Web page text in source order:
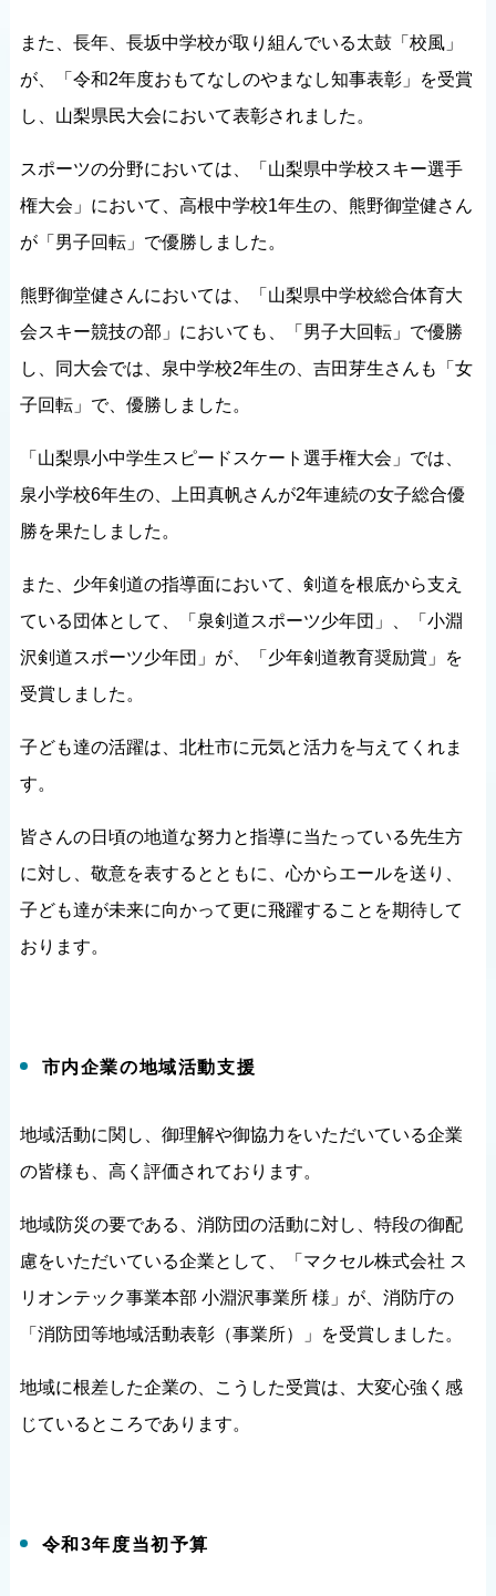
また、長年、長坂中学校が取り組んでいる太鼓「校風」
が、「令和2年度おもてなしのやまなし知事表彰」を受賞
し、山梨県民大会において表彰されました。
スポーツの分野においては、「山梨県中学校スキー選手
権大会」において、高根中学校1年生の、熊野御堂健さん
が「男子回転」で優勝しました。
熊野御堂健さんにおいては、「山梨県中学校総合体育大
会スキー競技の部」においても、「男子大回転」で優勝
し、同大会では、泉中学校2年生の、吉田芽生さんも「女
子回転」で、優勝しました。
「山梨県小中学生スピードスケート選手権大会」では、
泉小学校6年生の、上田真帆さんが2年連続の女子総合優
勝を果たしました。
また、少年剣道の指導面において、剣道を根底から支え
ている団体として、「泉剣道スポーツ少年団」、「小淵
沢剣道スポーツ少年団」が、「少年剣道教育奨励賞」を
受賞しました。
子ども達の活躍は、北杜市に元気と活力を与えてくれま
す。
皆さんの日頃の地道な努力と指導に当たっている先生方
に対し、敬意を表するとともに、心からエールを送り、
子ども達が未来に向かって更に飛躍することを期待して
おります。
市内企業の地域活動支援
地域活動に関し、御理解や御協力をいただいている企業
の皆様も、高く評価されております。
地域防災の要である、消防団の活動に対し、特段の御配
慮をいただいている企業として、「マクセル株式会社 ス
リオンテック事業本部 小淵沢事業所 様」が、消防庁の
「消防団等地域活動表彰（事業所）」を受賞しました。
地域に根差した企業の、こうした受賞は、大変心強く感
じているところであります。
令和3年度当初予算